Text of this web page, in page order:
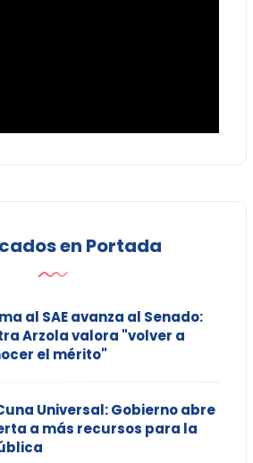
en Portada
al SAE avanza al Senado:
Arzola valora "volver a
el mérito"
Universal: Gobierno abre
a más recursos para la